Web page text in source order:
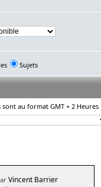
Sujets
sont au format GMT + 2 Heures
Vincent Barrier